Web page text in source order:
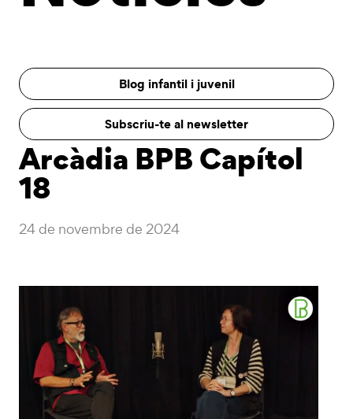
Blog infantil i juvenil
Subscriu-te al newsletter
Arcàdia BPB Capítol
18
24 de novembre de 2024